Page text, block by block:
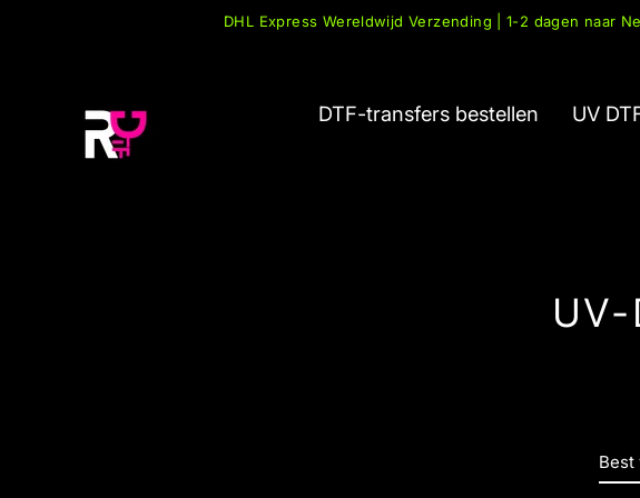
DHL Express Wereldwijd Verzending | 1-2 dagen naar
DTF-transfers bestellen UV
UV-